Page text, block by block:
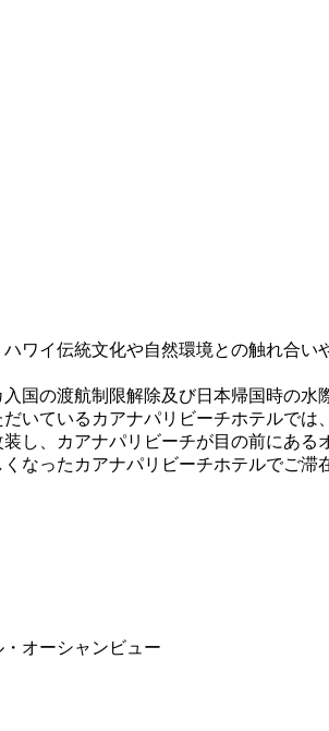
ワイ伝統文化や自然環境との触れ合い
国の渡航制限解除及び日本帰国時の
いているカアナパリビーチホテルで
し、カアナパリビーチが目の前にあ
なったカアナパリビーチホテルでご滞
オーシャンビュー